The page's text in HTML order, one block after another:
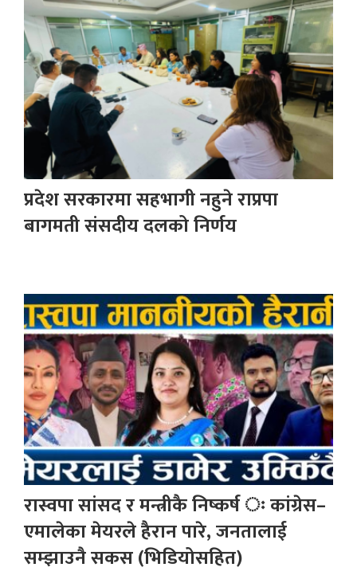
प्रदेश सरकारमा सहभागी नहुने राप्रपा
बागमती संसदीय दलको निर्णय
रास्वपा सांसद र मन्त्रीकै निष्कर्ष ः कांग्रेस–
एमालेका मेयरले हैरान पारे, जनतालाई
सम्झाउनै सकस (भिडियोसहित)